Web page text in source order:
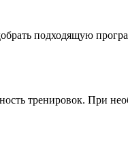
подходящую
тренировок. При